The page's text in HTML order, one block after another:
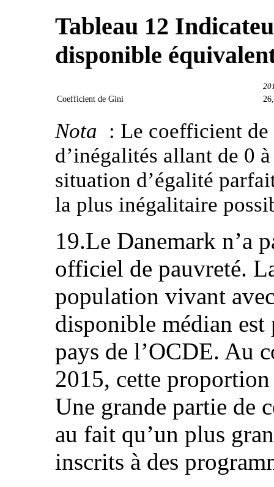
Tableau 12
disponible
Coefficient de Gini
Nota : Le coefficient
d’inégalités allant de 0
situation d’égalité
la plus inégalitaire
19.Le Danemark n’a
officiel de pauvreté.
population vivant
disponible médian
pays de l’OCDE. Au
2015, cette
Une grande partie de
au fait qu’un plus
inscrits à des